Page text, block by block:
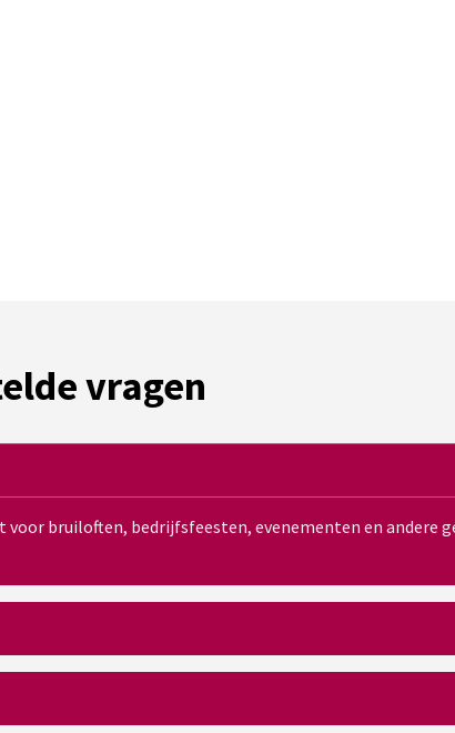
vragen
bruiloften, bedrijfsfeesten, evenementen en andere